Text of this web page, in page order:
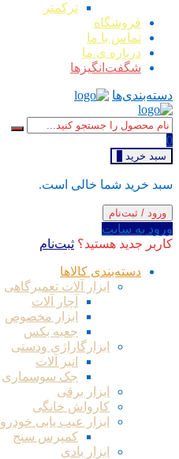
ترکمتر
فروشگاه
تماس با ما
درباره ی ما
شگفت‌انگیزها
دسته‌بندی‌ها
0
سبد خرید
سبد خرید شما خالی است.
ورود / ثبت‌نام
ورود به سایت
کاربر جدید هستید؟ ثبت‌نام
دسته‌بندی کالاها
ابزار آلات تعمیرگاهی
آچار آلات
ابزار مخصوص
جعبه بکس
ابزارگاراژی ودستی
انبر آلات
جک سوسماری
ابزار برقی
کارواش خانگی
ابزار عیب یابی خودرو
کمپرس سنج
ابزار بادی